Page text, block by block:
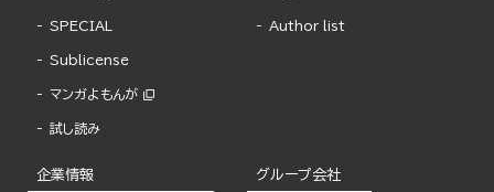
SPECIAL
Sublicense
マンガよもんが
試し読み
Author list
企業情報 グループ会社